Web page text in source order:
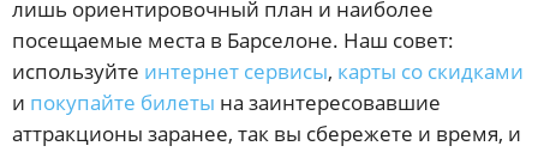
лишь ориентировочный план и наиболее
посещаемые места в Барселоне. Наш совет:
используйте интернет сервисы, карты со скидками
и покупайте билеты на заинтересовавшие
аттракционы заранее, так вы сбережете и время, и